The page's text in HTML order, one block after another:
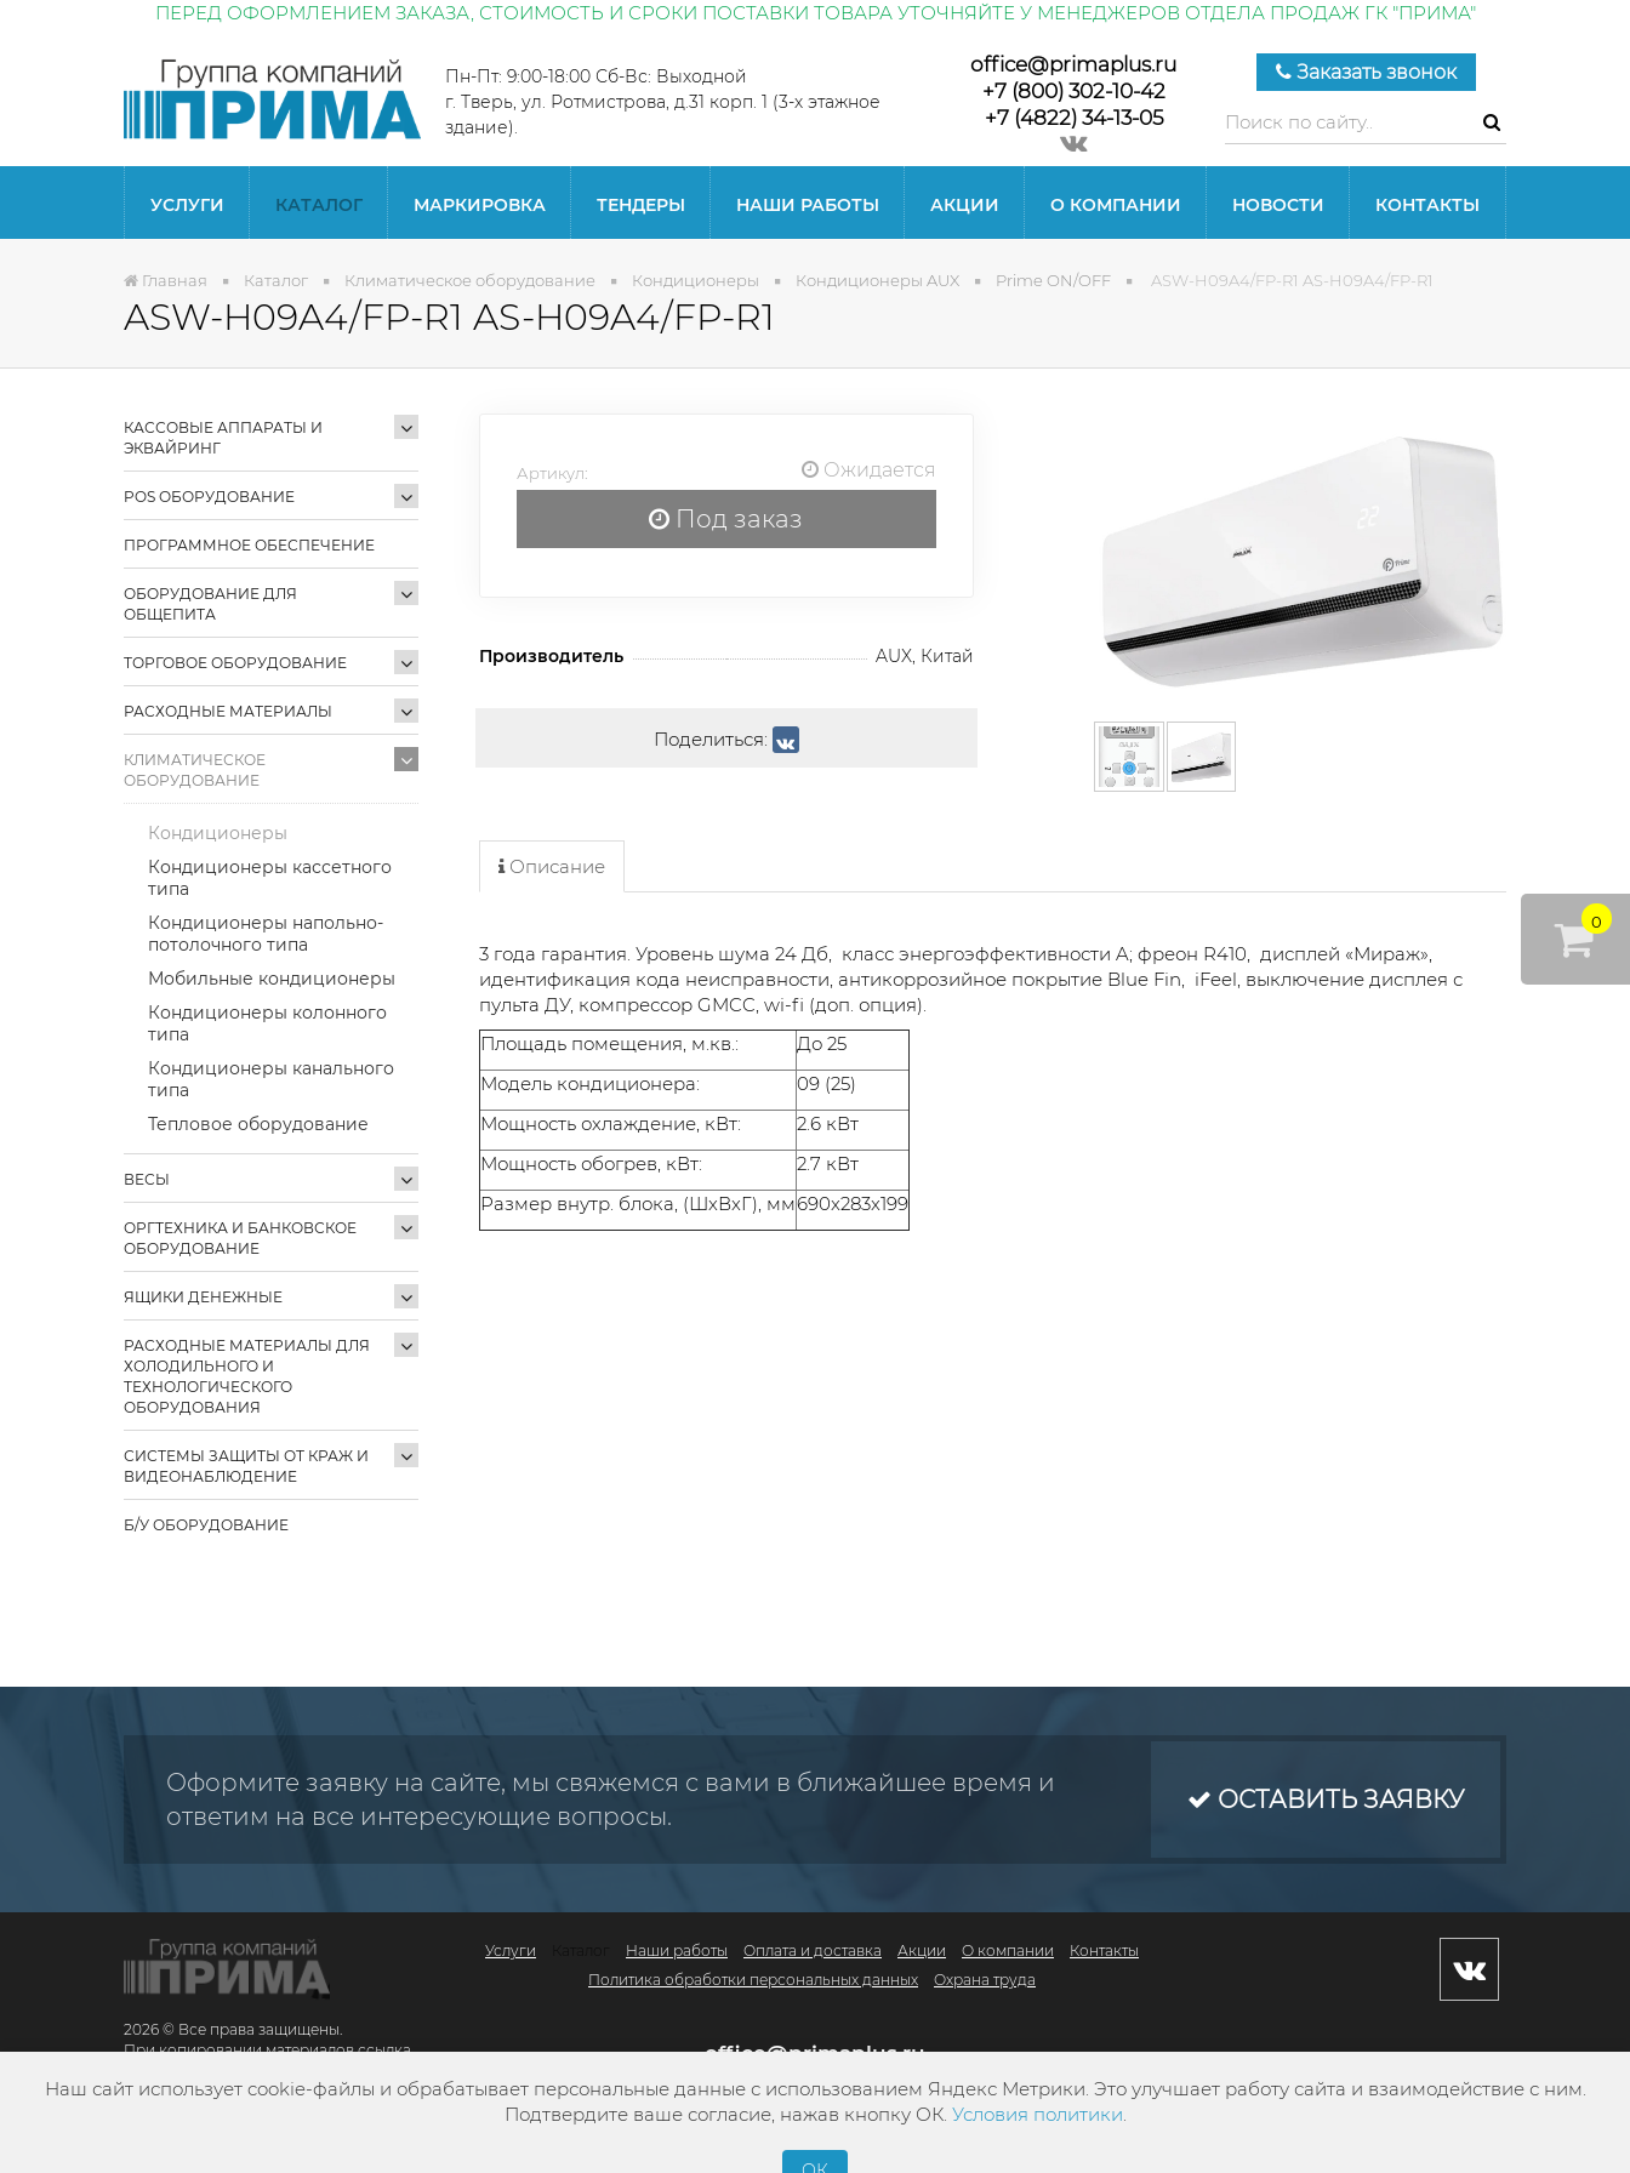
0
ПЕРЕД ОФОРМЛЕНИЕМ ЗАКАЗА, СТОИМОСТЬ И СРОКИ ПОСТАВКИ ТОВАРА УТОЧНЯЙТЕ У МЕНЕДЖЕРОВ ОТДЕЛА ПРОДАЖ ГК "ПРИМА"
Пн-Пт: 9:00-18:00 Сб-Вс: Выходной
г. Тверь, ул. Ротмистрова, д.31 корп. 1 (3-х этажное
здание).
office@primaplus.ru
+7 (800) 302-10-42
+7 (4822) 34-13-05
Заказать звонок
УСЛУГИ КАТАЛОГ МАРКИРОВКА ТЕНДЕРЫ НАШИ РАБОТЫ АКЦИИ О КОМПАНИИ НОВОСТИ КОНТАКТЫ
Главная Каталог Климатическое оборудование Кондиционеры Кондиционеры AUX Prime ON/OFF ASW-H09A4/FP-R1 AS-H09A4/FP-R1
ASW-H09A4/FP-R1 AS-H09A4/FP-R1
КАССОВЫЕ АППАРАТЫ И
ЭКВАЙРИНГ
POS ОБОРУДОВАНИЕ
ПРОГРАММНОЕ ОБЕСПЕЧЕНИЕ
ОБОРУДОВАНИЕ ДЛЯ
ОБЩЕПИТА
ТОРГОВОЕ ОБОРУДОВАНИЕ
РАСХОДНЫЕ МАТЕРИАЛЫ
КЛИМАТИЧЕСКОЕ
ОБОРУДОВАНИЕ
Кондиционеры
Кондиционеры кассетного
типа
Кондиционеры напольно-
потолочного типа
Мобильные кондиционеры
Кондиционеры колонного
типа
Кондиционеры канального
типа
Тепловое оборудование
ВЕСЫ
ОРГТЕХНИКА И БАНКОВСКОЕ
ОБОРУДОВАНИЕ
ЯЩИКИ ДЕНЕЖНЫЕ
РАСХОДНЫЕ МАТЕРИАЛЫ ДЛЯ
ХОЛОДИЛЬНОГО И
ТЕХНОЛОГИЧЕСКОГО
ОБОРУДОВАНИЯ
СИСТЕМЫ ЗАЩИТЫ ОТ КРАЖ И
ВИДЕОНАБЛЮДЕНИЕ
Б/У ОБОРУДОВАНИЕ
Артикул: Ожидается
Под заказ
Производитель AUX, Китай
Поделиться:
Описание
3 года гарантия. Уровень шума 24 Дб, класс энергоэффективности A; фреон R410, дисплей «Мираж»,
идентификация кода неисправности, антикоррозийное покрытие Blue Fin, iFeel, выключение дисплея с
пульта ДУ, компрессор GMCC, wi-fi (доп. опция).
Площадь помещения, м.кв.:
До 25
Модель кондиционера:
09 (25)
Мощность охлаждение, кВт:
2.6 кВт
Мощность обогрев, кВт:
2.7 кВт
Размер внутр. блока, (ШxВxГ), мм690x283x199
Оформите заявку на сайте, мы свяжемся с вами в ближайшее время и
ответим на все интересующие вопросы.
ОСТАВИТЬ ЗАЯВКУ
2026 © Все права защищены.
При копировании материалов ссылка
Карта сайта
Услуги Наши работы Оплата и доставка Акции О компании
Контакты
Политика обработки персональных данных
Охрана труда
office@primaplus.ru
+7 (800) 302-10-42
+7 (4822) 34-13-05
Наш сайт использует cookie-файлы и обрабатывает персональные данные с использованием Яндекс Метрики. Это улучшает работу сайта и взаимодействие с ним.
Подтвердите ваше согласие, нажав кнопку ОК. Условия политики.